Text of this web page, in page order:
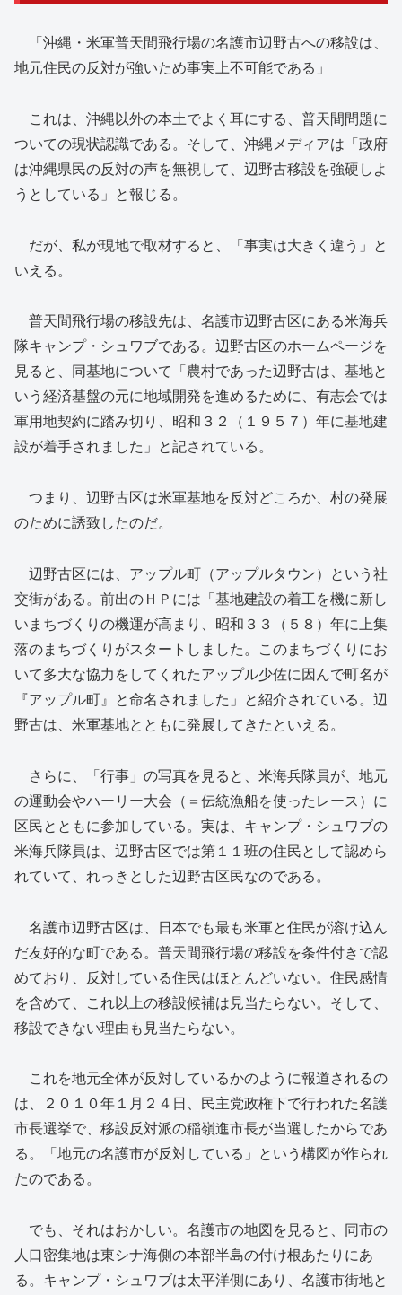
「沖縄・米軍普天間飛行場の名護市辺野古への移設は、
地元住民の反対が強いため事実上不可能である」
これは、沖縄以外の本土でよく耳にする、普天間問題に
ついての現状認識である。そして、沖縄メディアは「政府
は沖縄県民の反対の声を無視して、辺野古移設を強硬しよ
うとしている」と報じる。
だが、私が現地で取材すると、「事実は大きく違う」と
いえる。
普天間飛行場の移設先は、名護市辺野古区にある米海兵
隊キャンプ・シュワブである。辺野古区のホームページを
見ると、同基地について「農村であった辺野古は、基地と
いう経済基盤の元に地域開発を進めるために、有志会では
軍用地契約に踏み切り、昭和３２（１９５７）年に基地建
設が着手されました」と記されている。
つまり、辺野古区は米軍基地を反対どころか、村の発展
のために誘致したのだ。
辺野古区には、アップル町（アップルタウン）という社
交街がある。前出のＨＰには「基地建設の着工を機に新し
いまちづくりの機運が高まり、昭和３３（５８）年に上集
落のまちづくりがスタートしました。このまちづくりにお
いて多大な協力をしてくれたアップル少佐に因んで町名が
『アップル町』と命名されました」と紹介されている。辺
野古は、米軍基地とともに発展してきたといえる。
さらに、「行事」の写真を見ると、米海兵隊員が、地元
の運動会やハーリー大会（＝伝統漁船を使ったレース）に
区民とともに参加している。実は、キャンプ・シュワブの
米海兵隊員は、辺野古区では第１１班の住民として認めら
れていて、れっきとした辺野古区民なのである。
名護市辺野古区は、日本でも最も米軍と住民が溶け込ん
だ友好的な町である。普天間飛行場の移設を条件付きで認
めており、反対している住民はほとんどいない。住民感情
を含めて、これ以上の移設候補は見当たらない。そして、
移設できない理由も見当たらない。
これを地元全体が反対しているかのように報道されるの
は、２０１０年１月２４日、民主党政権下で行われた名護
市長選挙で、移設反対派の稲嶺進市長が当選したからであ
る。「地元の名護市が反対している」という構図が作られ
たのである。
でも、それはおかしい。名護市の地図を見ると、同市の
人口密集地は東シナ海側の本部半島の付け根あたりにあ
る。キャンプ・シュワブは太平洋側にあり、名護市街地と